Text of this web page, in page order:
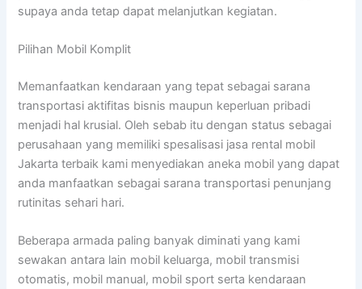
supaya anda tetap dapat melanjutkan kegiatan.
Pilihan Mobil Komplit
Memanfaatkan kendaraan yang tepat sebagai sarana
transportasi aktifitas bisnis maupun keperluan pribadi
menjadi hal krusial. Oleh sebab itu dengan status sebagai
perusahaan yang memiliki spesalisasi jasa rental mobil
Jakarta terbaik kami menyediakan aneka mobil yang dapat
anda manfaatkan sebagai sarana transportasi penunjang
rutinitas sehari hari.
Beberapa armada paling banyak diminati yang kami
sewakan antara lain mobil keluarga, mobil transmisi
otomatis, mobil manual, mobil sport serta kendaraan